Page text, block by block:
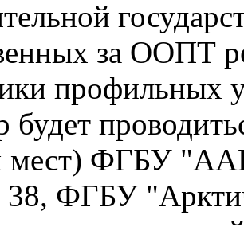
за ООПТ
профильных
мест) ФГБУ
38, ФГБУ